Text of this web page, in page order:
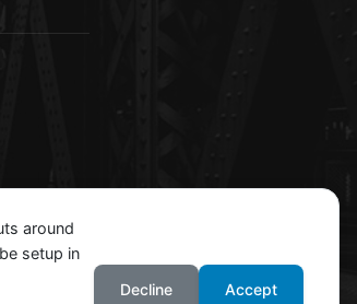
around
setup in
Decline Accept